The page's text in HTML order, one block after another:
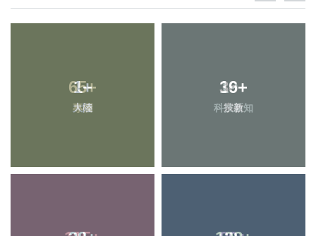
1+
大陸
19+
科技新知
65+
專欄
36+
宗教